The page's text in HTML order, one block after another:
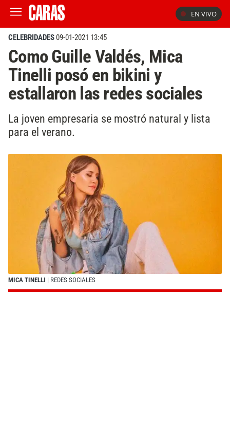
EN VIVO
CELEBRIDADES09-01-2021 13:45
Como Guille Valdés, Mica
Tinelli posó en bikini y
estallaron las redes sociales
La joven empresaria se mostró natural y lista
para el verano.
MICA TINELLI | REDES SOCIALES